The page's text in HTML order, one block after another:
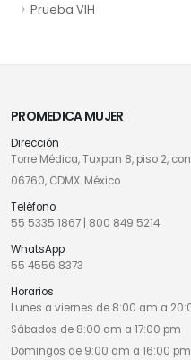
Prueba VIH
PROMEDICA MUJER
Dirección
Torre Médica, Tuxpan 8, piso 2,
06760, CDMX. México
Teléfono
55 5335 1867
800 849 5214
WhatsApp
55 4556 8373
Horarios
Lunes a viernes de 8:00 am a
Sábados de 8:00 am a 17:00 pm
Domingos de 9:00 am a 16:00 pm